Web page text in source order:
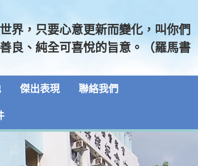
界，只要心意更新而變化，叫你們
良、純全可喜悅的旨意。（羅馬書
傑出表現 聯絡我們